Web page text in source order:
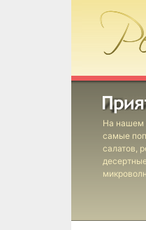
На нашем
самые
салатов,